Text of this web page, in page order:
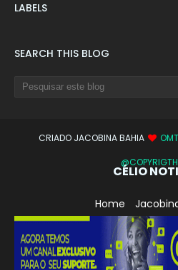
LABELS
SEARCH THIS BLOG
CRIADO JACOBINA BAHIA
CÉLIO
Home